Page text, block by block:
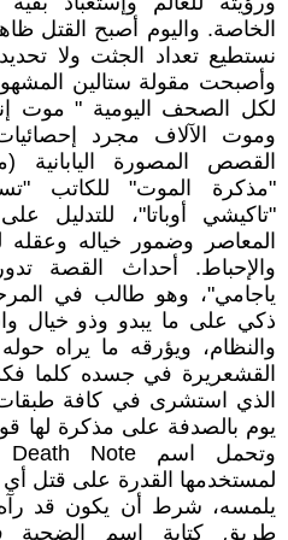
الخاصة. واليوم أصبح القتل
نستطيع تعداد الجثت ولا
وأصبحت مقولة ستالين
لكل الصحف اليومية " موت
وموت الآلاف مجرد
القصص المصورة اليابانية
"مذكرة الموت" للكاتب
"تاكيشي أوباتا"، للتدليل
المعاصر وضمور خياله
والإحباط. أحداث القصة
ياجامي"، وهو طالب في
ذكي على ما يبدو وذو خيال
والنظام، ويؤرقه ما يراه
القشعريرة في جسده كلما
الذي استشرى في كافة
يوم بالصدفة على مذكرة لها
لمستخدمها القدرة على قتل
يلمسه، شرط أن يكون قد
طريق كتابة اسم الضحية